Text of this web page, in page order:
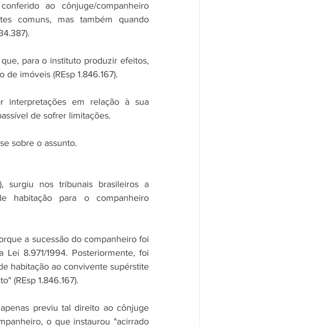
ao cônjuge/companheiro
comuns, mas também quando
para o instituto produzir efeitos,
imóveis (REsp 1.846.167).
em relação à sua
de sofrer limitações.
sobre o assunto.
nos tribunais brasileiros a
habitação para o companheiro
a sucessão do companheiro foi
8.971/1994. Posteriormente, foi
habitação ao convivente supérstite
(REsp 1.846.167).
previu tal direito ao cônjuge
o que instaurou "acirrado